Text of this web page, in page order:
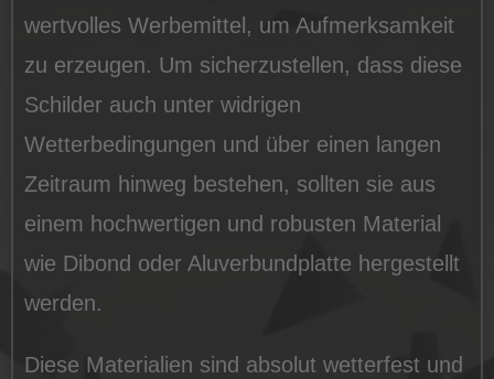
wertvolles Werbemittel, um Aufmerksamkeit
zu erzeugen. Um sicherzustellen, dass diese
Schilder auch unter widrigen
Wetterbedingungen und über einen langen
Zeitraum hinweg bestehen, sollten sie aus
einem hochwertigen und robusten Material
wie Dibond oder Aluverbundplatte hergestellt
werden.
Diese Materialien sind absolut wetterfest und